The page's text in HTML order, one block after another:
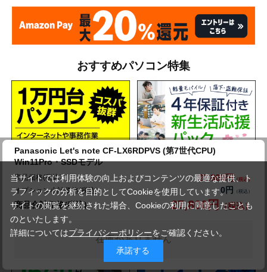
Panasonic Let's note CF-LX6RDPVS (第7世代CPU)
Win11Pro・SSDモデル
商品価格(税込) 27,800円
オプション小計価格(税込)
0円
商品合計価格(税込)
27,800円
在庫がありません
おすすめパソコン特集
当サイトでは利用体験の向上およびコンテンツの最適な提供、ト
ラフィックの分析を目的としてCookieを使用しています。
サイトの閲覧を継続された場合、Cookieの利用に同意したことも
のといたします。
詳細についてはプライバシーポリシーをご確認ください。
承諾する